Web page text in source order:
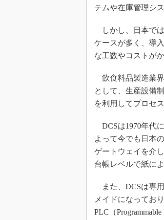
テムや在庫管理シ
しかし、日本で
ケースが多く、導
な工数やコストが
飲食料品製造業
として、生産設備
を利用してプロセ
DCSは1970年代
よって今でも日本
ゲートウェイを介
台帳レベルで紙に
また、DCSは専
メイドになってお
PLC（